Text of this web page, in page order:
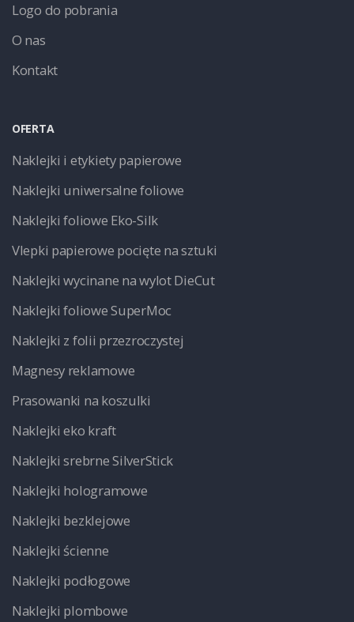
Logo do pobrania
O nas
Kontakt
OFERTA
Naklejki i etykiety papierowe
Naklejki uniwersalne foliowe
Naklejki foliowe Eko-Silk
Vlepki papierowe pocięte na sztuki
Naklejki wycinane na wylot DieCut
Naklejki foliowe SuperMoc
Naklejki z folii przezroczystej
Magnesy reklamowe
Prasowanki na koszulki
Naklejki eko kraft
Naklejki srebrne SilverStick
Naklejki hologramowe
Naklejki bezklejowe
Naklejki ścienne
Naklejki podłogowe
Naklejki plombowe